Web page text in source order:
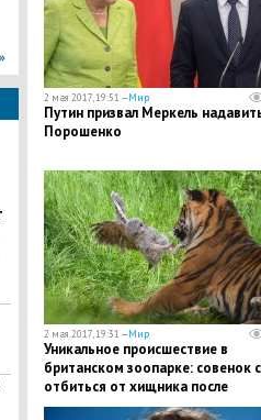
2 мая 2017, 19:51 —Мир
Путин призвал Меркель
Порошенко
2 мая 2017, 19:31 —Мир
Уникальное происшествие в
британском зоопарке: совенок
отбиться от хищника после
падения в клетку зверя (кадры)